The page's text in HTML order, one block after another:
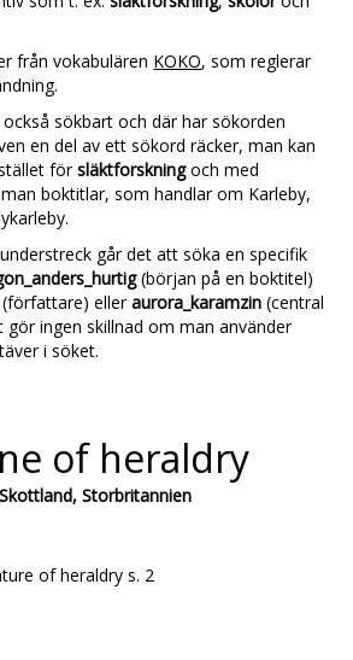
från vokabulären KOKO, som reglerar
sökbart och där har sökorden
en del av ett sökord räcker, man kan
försläktforskningoch med
boktitlar, som handlar om Karleby,
går det att söka en specifik
(början på en boktitel)
(författare) elleraurora_karamzin (central
gör ingen skillnad om man använder
i söket.
of heraldry
Storbritannien
of heraldry s. 2